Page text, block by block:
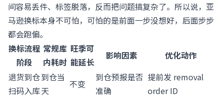
间容易丢件、标签脱落，反而把问题搞复杂了。所以说，亚
马逊换标本身不可怕，可怕的是前面一步没想好，后面步步
都会跑偏。
换标流程
阶段
常规库
内耗时
旺季可
能延长
影响因素
优化动作
退货到仓
扫码入库
到仓当
天
不变
到仓预报是否
准确
提前发 removal
order ID